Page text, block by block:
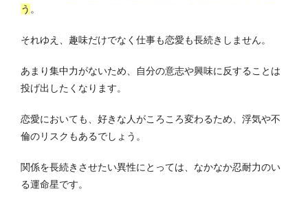
う 。
それゆえ、趣味だけでなく仕事も恋愛も長続きしません。
あまり集中力がないため、自分の意志や興味に反することは
投げ出したくなります。
恋愛においても、好きな人がころころ変わるため、浮気や不
倫のリスクもあるでしょう。
関係を長続きさせたい異性にとっては、なかなか忍耐力のい
る運命星です。